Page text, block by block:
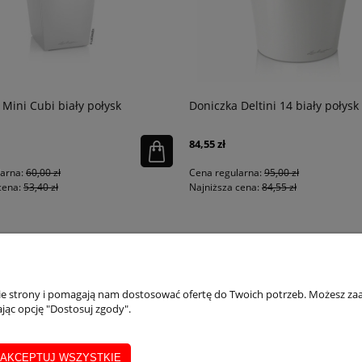
Cubi biały połysk
60,00 zł
53,40 zł
Doniczka Deltini 14 biały połysk
84,55 zł
Cena regularna: 95,00 zł
Najniższa cena: 84,55 zł
Dostępne formy płatości
Realizacja, wysyłka i zwroty
strony i pomagają nam dostosować ofertę do Twoich potrzeb. Możesz
opcję "Dostosuj zgody".
WSZYSTKIE